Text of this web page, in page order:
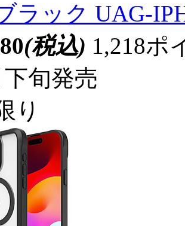
ラック UAG-
(税込) 1,218ポ
旬発売
り